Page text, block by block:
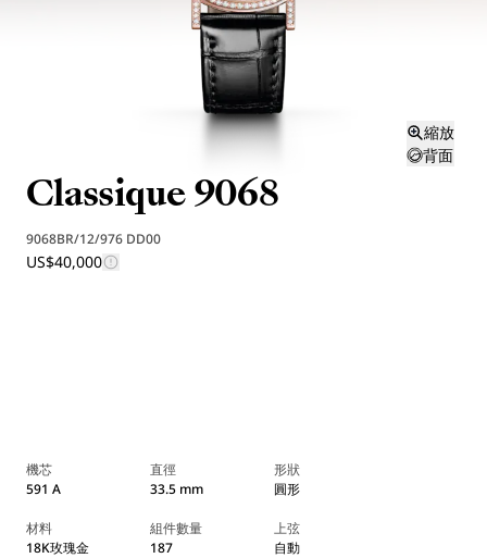
縮放
背面
Classique 9068
9068BR/12/976 DD00
US$40,000
機芯
591 A
直徑
33.5 mm
形狀
圓形
材料
18K玫瑰金
組件數量
187
上弦
自動